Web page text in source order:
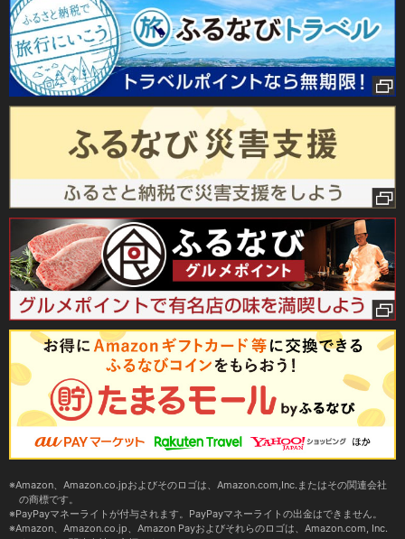
Amazon、Amazon.co.jpおよびそのロゴは、Amazon.com,Inc.またはその関連会社
の商標です。
PayPayマネーライトが付与されます。PayPayマネーライトの出金はできません。
Amazon、Amazon.co.jp、Amazon Payおよびそれらのロゴは、Amazon.com, Inc.